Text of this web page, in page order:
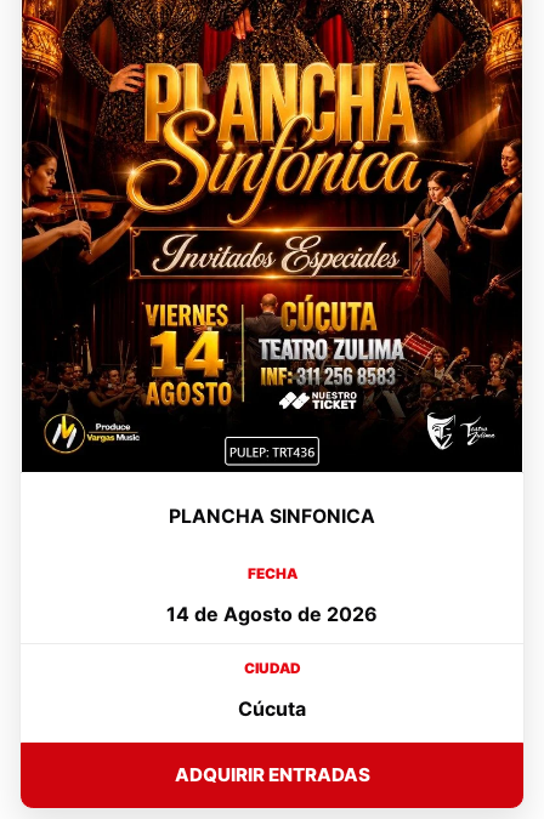
PLANCHA SINFONICA
FECHA
14 de Agosto de 2026
CIUDAD
Cúcuta
ADQUIRIR ENTRADAS